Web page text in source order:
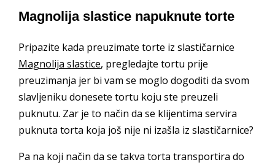
Magnolija slastice napuknute torte
Pripazite kada preuzimate torte iz slastičarnice
Magnolija slastice, pregledajte tortu prije
preuzimanja jer bi vam se moglo dogoditi da svom
slavljeniku donesete tortu koju ste preuzeli
puknutu. Zar je to način da se klijentima servira
puknuta torta koja još nije ni izašla iz slastičarnice?
Pa na koji način da se takva torta transportira do